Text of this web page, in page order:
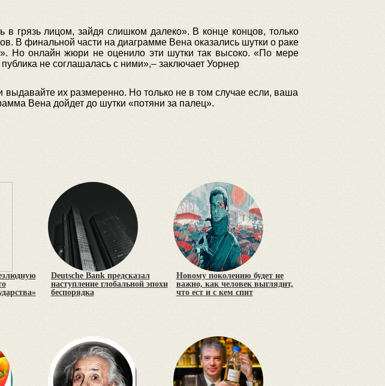
грязь лицом, зайдя слишком далеко». В конце концов, только
В финальной части на диаграмме Вена оказались шутки о раке
Но онлайн жюри не оценило эти шутки так высоко. «По мере
не соглашалась с ними»,– заключает Уорнер
их размеренно. Но только не в том случае если, ваша
Вена дойдет до шутки «потяни за палец».
Deutsche Bank предсказал
наступление глобальной эпохи
беспорядка
Новому поколению будет не
важно, как человек выглядит,
что ест и с кем спит